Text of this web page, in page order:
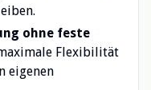
ohne feste
Flexibilität
eigenen